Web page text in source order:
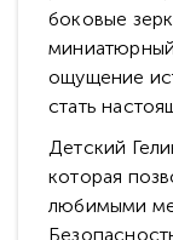
боковые
ощущение
стать
Детский
которая
любимыми